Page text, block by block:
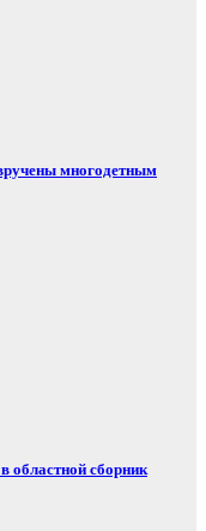
многодетным
областной сборник